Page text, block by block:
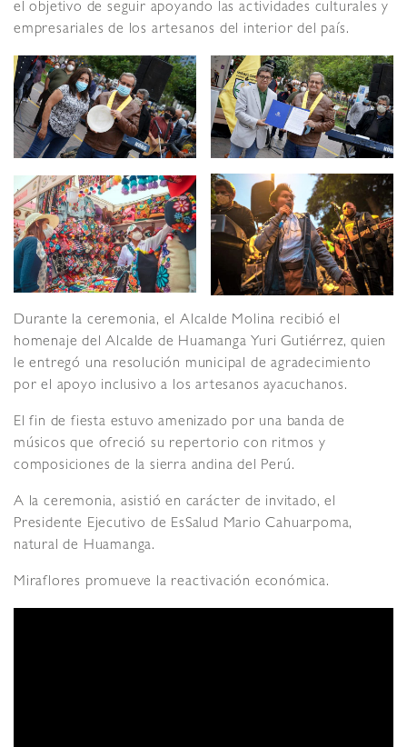
el objetivo de seguir apoyando las actividades culturales y
empresariales de los artesanos del interior del país.
Durante la ceremonia, el Alcalde Molina recibió el
homenaje del Alcalde de Huamanga Yuri Gutiérrez, quien
le entregó una resolución municipal de agradecimiento
por el apoyo inclusivo a los artesanos ayacuchanos.
El fin de fiesta estuvo amenizado por una banda de
músicos que ofreció su repertorio con ritmos y
composiciones de la sierra andina del Perú.
A la ceremonia, asistió en carácter de invitado, el
Presidente Ejecutivo de EsSalud Mario Cahuarpoma,
natural de Huamanga.
Miraflores promueve la reactivación económica.